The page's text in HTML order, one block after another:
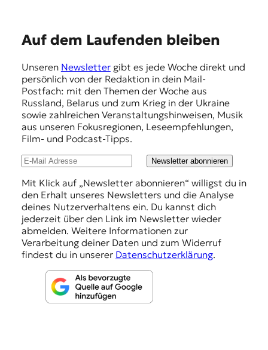
Auf dem Laufenden bleiben
Unseren Newslettergibt es jede Woche direkt und
persönlich von der Redaktion in dein Mail-
Postfach: mit den Themen der Woche aus
Russland, Belarus und zum Krieg in der Ukraine
sowie zahlreichen Veranstaltungshinweisen, Musik
aus unseren Fokusregionen, Leseempfehlungen,
Film- und Podcast-Tipps.
Newsletter abonnieren
Mit Klick auf „Newsletter abonnieren“ willigst du in
den Erhalt unseres Newsletters und die Analyse
deines Nutzerverhaltens ein. Du kannst dich
jederzeit über den Link im Newsletter wieder
abmelden. Weitere Informationen zur
Verarbeitung deiner Daten und zum Widerruf
findest du in unserer Datenschutzerklärung.